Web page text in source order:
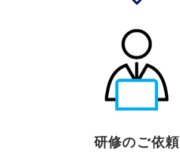
研修のご依頼